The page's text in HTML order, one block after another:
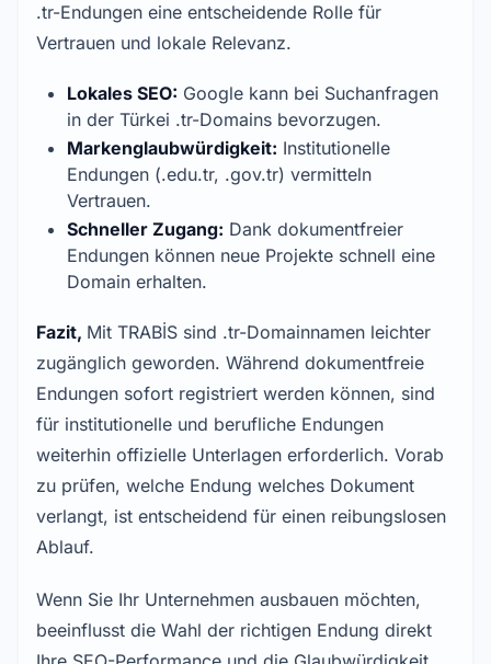
.tr-Endungen eine entscheidende Rolle für
Vertrauen und lokale Relevanz.
Lokales SEO: Google kann bei Suchanfragen
in der Türkei .tr-Domains bevorzugen.
Markenglaubwürdigkeit: Institutionelle
Endungen (.edu.tr, .gov.tr) vermitteln
Vertrauen.
Schneller Zugang: Dank dokumentfreier
Endungen können neue Projekte schnell eine
Domain erhalten.
Fazit, Mit TRABİS sind .tr-Domainnamen leichter
zugänglich geworden. Während dokumentfreie
Endungen sofort registriert werden können, sind
für institutionelle und berufliche Endungen
weiterhin offizielle Unterlagen erforderlich. Vorab
zu prüfen, welche Endung welches Dokument
verlangt, ist entscheidend für einen reibungslosen
Ablauf.
Wenn Sie Ihr Unternehmen ausbauen möchten,
beeinflusst die Wahl der richtigen Endung direkt